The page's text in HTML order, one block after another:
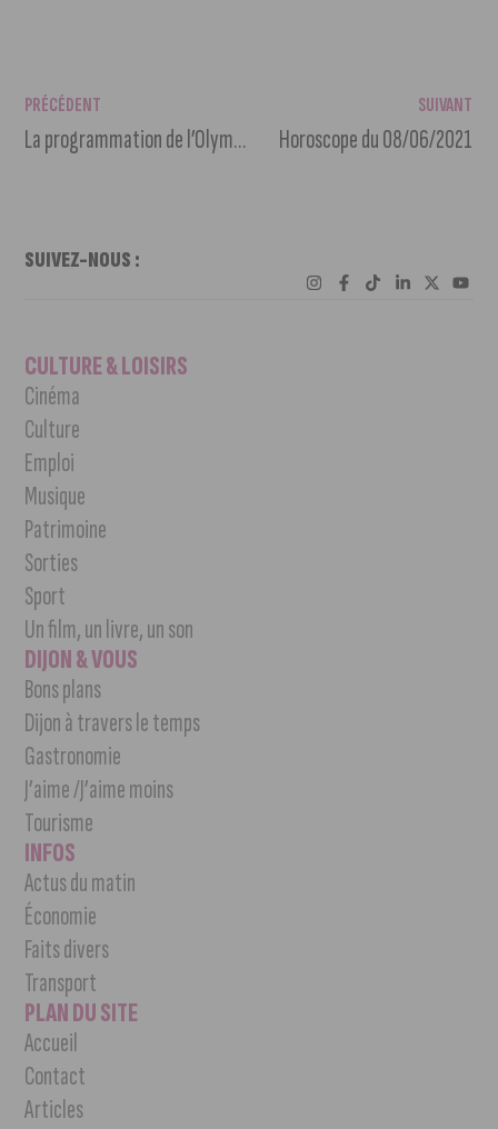
PRÉCÉDENT
La programmation de l’Olympia du 9 au 15 juin 2021
SUIVANT
Horoscope du 08/06/2021
SUIVEZ-NOUS :
CULTURE & LOISIRS
Cinéma
Culture
Emploi
Musique
Patrimoine
Sorties
Sport
Un film, un livre, un son
DIJON & VOUS
Bons plans
Dijon à travers le temps
Gastronomie
J’aime /J’aime moins
Tourisme
INFOS
Actus du matin
Économie
Faits divers
Transport
PLAN DU SITE
Accueil
Contact
Articles